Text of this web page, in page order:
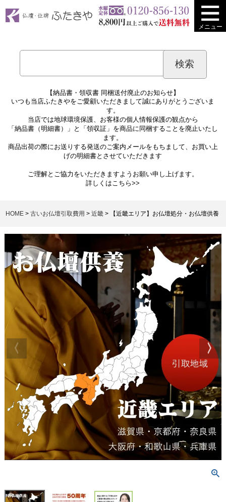
メニュー
【納品書・領収書 同梱送付廃止のお知らせ】
いつも当店ふたきやをご愛顧いただきまして誠にありがとうございま
す。
当店では地球環境保護、お客様の個人情報保護の観点から
「納品書（明細書）」と「領収証」を商品に同梱することを廃止いたし
ます。
商品出荷の際にお送りする発送のご案内メールをもちまして、お買い上
げの明細書とさせていただきます
ご理解とご協力をいただきますようお願い申し上げます。
詳しくはこちら>>
HOME 古いお仏壇引取費用 近畿 【近畿エリア】お仏壇処分・お仏壇供養